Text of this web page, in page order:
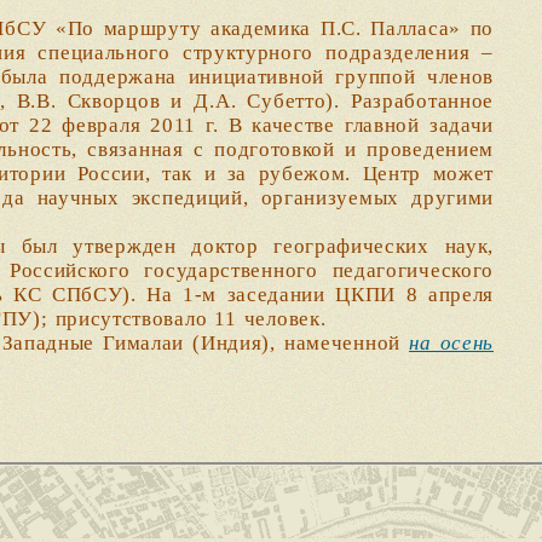
«По маршруту академика П.С. Палласа» по
специального структурного подразделения –
поддержана инициативной группой членов
Скворцов и Д.А. Субетто). Разработанное
февраля 2011 г. В качестве главной задачи
связанная с подготовкой и проведением
России, так и за рубежом. Центр может
научных экспедиций, организуемых другими
утвержден доктор географических наук,
государственного педагогического
КС СПбСУ). На 1-м заседании ЦКПИ 8 апреля
присутствовало 11 человек.
Гималаи (Индия), намеченнойна осень